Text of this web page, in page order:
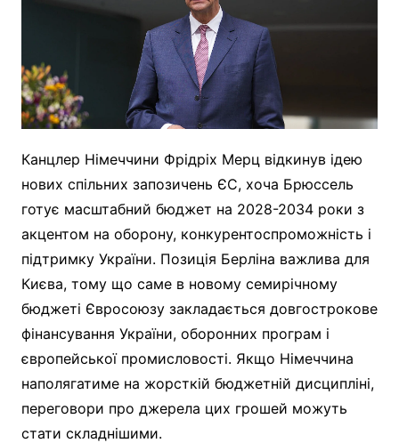
Канцлер Німеччини Фрідріх Мерц відкинув ідею
нових спільних запозичень ЄС, хоча Брюссель
готує масштабний бюджет на 2028-2034 роки з
акцентом на оборону, конкурентоспроможність і
підтримку України. Позиція Берліна важлива для
Києва, тому що саме в новому семирічному
бюджеті Євросоюзу закладається довгострокове
фінансування України, оборонних програм і
європейської промисловості. Якщо Німеччина
наполягатиме на жорсткій бюджетній дисципліні,
переговори про джерела цих грошей можуть
стати складнішими.